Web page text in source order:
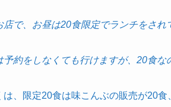
店で、お昼は20食限定でランチをされ
予約をしなくても行けますが、20食
、限定20食は味こんぶの販売が20